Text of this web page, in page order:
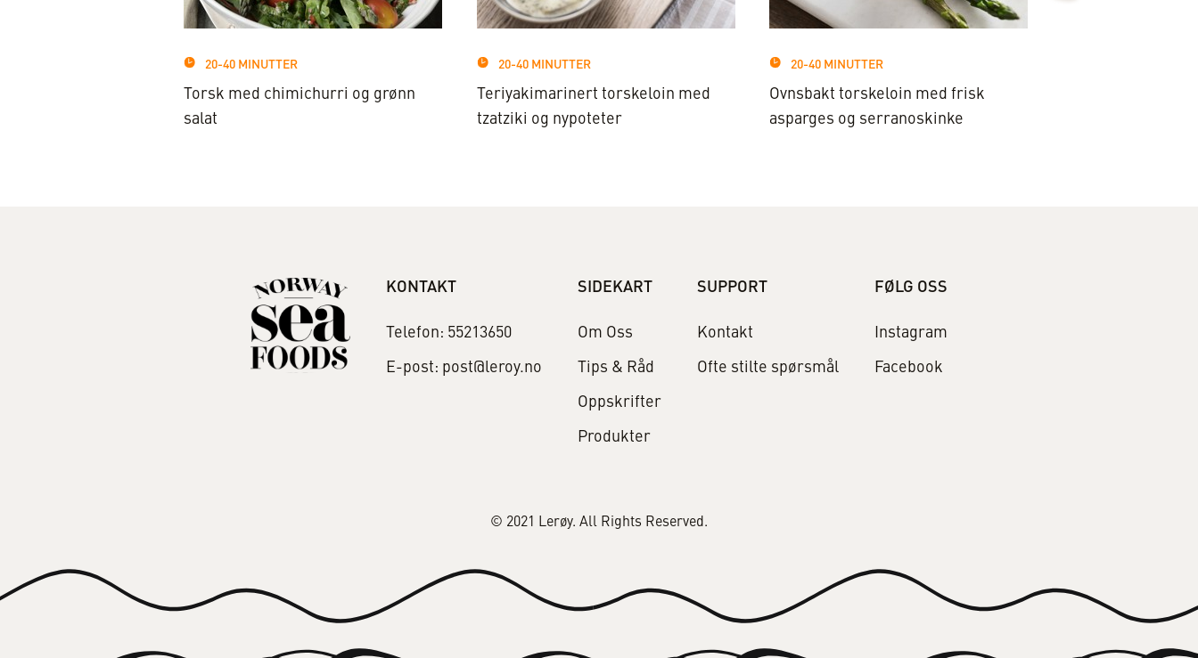
20-40 MINUTTER
Torsk med chimichurri og grønn
salat
20-40 MINUTTER
Teriyakimarinert torskeloin med
tzatziki og nypoteter
20-40 MINUTTER
Ovnsbakt torskeloin med frisk
asparges og serranoskinke
KONTAKT
Telefon: 55213650
E-post: post@leroy.no
SIDEKART
Om Oss
Tips & Råd
Oppskrifter
Produkter
SUPPORT
Kontakt
Ofte stilte spørsmål
FØLG OSS
Instagram
Facebook
© 2021 Lerøy. All Rights Reserved.